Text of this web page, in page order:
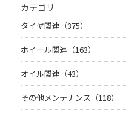
カテゴリ
タイヤ関連（375）
ホイール関連（163）
オイル関連（43）
その他メンテナンス（118）